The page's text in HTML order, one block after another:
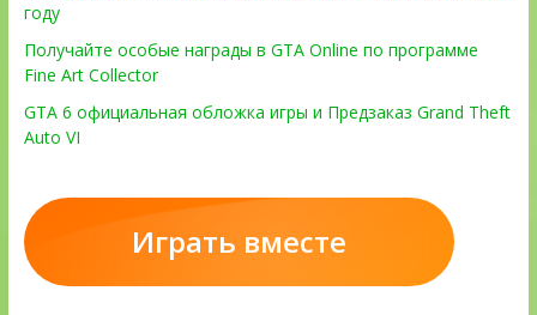
году
Получайте особые награды в GTA Online по программе
Fine Art Collector
GTA 6 официальная обложка игры и Предзаказ Grand Theft
Auto VI
Играть вместе